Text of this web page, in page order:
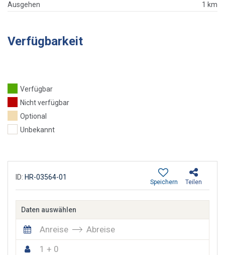
Ausgehen
1 km
Verfügbarkeit
Verfügbar
Nicht verfügbar
Optional
Unbekannt
ID: HR-03564-01
Teilen
Speichern
Daten auswählen
Anreise
Abreise
1 + 0